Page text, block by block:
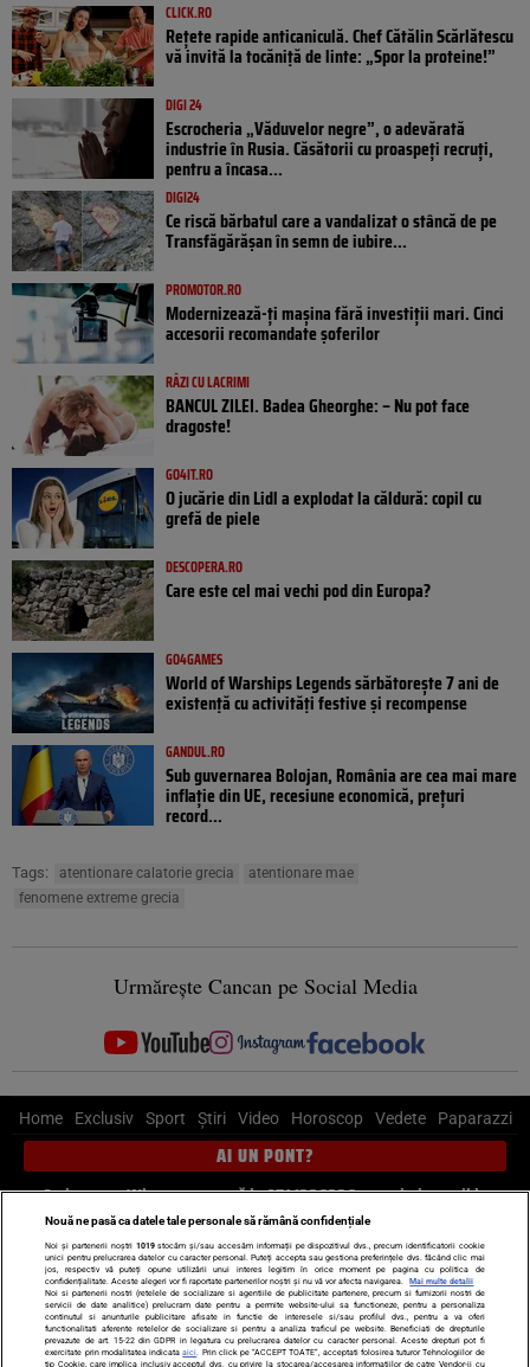
CLICK.RO
Rețete rapide anticaniculă. Chef Cătălin Scărlătescu
vă invită la tocăniță de linte: „Spor la proteine!”
DIGI 24
Escrocheria „Văduvelor negre”, o adevărată
industrie în Rusia. Căsătorii cu proaspeți recruți,
pentru a încasa...
DIGI24
Ce riscă bărbatul care a vandalizat o stâncă de pe
Transfăgărășan în semn de iubire...
PROMOTOR.RO
Modernizează-ți mașina fără investiții mari. Cinci
accesorii recomandate șoferilor
RÂZI CU LACRIMI
BANCUL ZILEI. Badea Gheorghe: – Nu pot face
dragoste!
GO4IT.RO
O jucărie din Lidl a explodat la căldură: copil cu
grefă de piele
DESCOPERA.RO
Care este cel mai vechi pod din Europa?
GO4GAMES
World of Warships Legends sărbătorește 7 ani de
existență cu activități festive și recompense
GANDUL.RO
Sub guvernarea Bolojan, România are cea mai mare
inflație din UE, recesiune economică, prețuri
record...
Tags: atentionare calatorie grecia
atentionare mae
fenomene extreme grecia
Urmărește Cancan pe Social Media
Home Exclusiv Sport Știri Video Horoscop Vedete Paparazzi
AI UN PONT?
Scrie-ne pe Whatsapp, sună la 0741226226 sau trimite mail la
pont@cancan.ro
Știri interne Știri externe
Politică
Ultimele stiri
Diete Insula Iubirii Dictionar de vise
LIFE STYLE
Horoscop
Nouă ne pasă ca datele tale personale să rămână confidențiale
Noi și partenerii noștri 1019stocăm și/sau accesăm informații pe dispozitivul dvs., precum identificatorii cookie
unici pentru prelucrarea datelor cu caracter personal. Puteți accepta sau gestiona preferințele dvs. făcând clic mai
jos, respectiv vă puteți opune utilizării unui interes legitim în orice moment pe pagina cu politica de
confidențialitate. Aceste alegeri vor fi raportate partenerilor noștri și nu vă vor afecta navigarea.
Mai multe detalii
Noi si partenerii nostri (retelele de socializare si agentiile de publicitate partenere, precum si furnizorii nostri de
servicii de date analitice) prelucram date pentru a permite website-ului sa functioneze, pentru a personaliza
continutul si anunturile publicitare afisate in functie de interesele si/sau profilul dvs., pentru a va oferi
functionalitati aferente retelelor de socializare si pentru a analiza traficul pe website. Beneficiati de drepturile
prevazute de art. 15-22 din GDPR in legatura cu prelucrarea datelor cu caracter personal. Aceste drepturi pot fi
exercitate prin modalitatea indicataaici . Prin click pe “ACCEPT TOATE”, acceptati folosirea tuturor Tehnologiilor de
tip Cookie, care implica inclusiv acceptul dvs. cu privire la stocarea/accesarea informatiilor de catre Vendor-ii cu